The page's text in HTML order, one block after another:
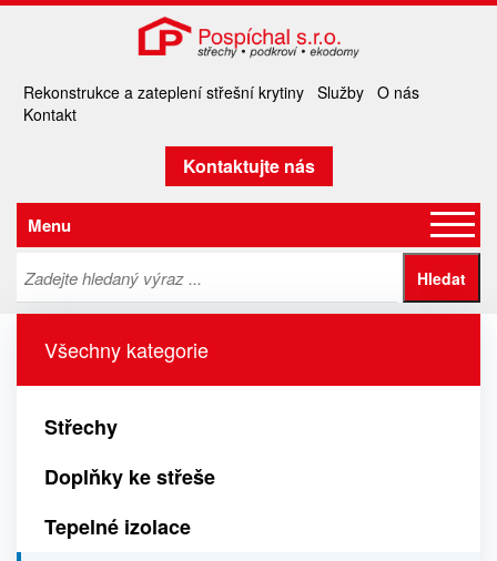
Rekonstrukce a zateplení střešní krytiny Služby O nás
Kontakt
Kontaktujte nás
Menu
Všechny kategorie
Střechy
Doplňky ke střeše
Tepelné izolace